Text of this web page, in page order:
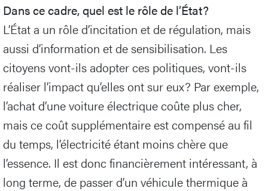
Dans ce cadre, quel est le rôle de l’État?
L’État a un rôle d’incitation et de régulation, mais
aussi d’information et de sensibilisation. Les
citoyens vont-ils adopter ces politiques, vont-ils
réaliser l’impact qu’elles ont sur eux? Par exemple,
l’achat d’une voiture électrique coûte plus cher,
mais ce coût supplémentaire est compensé au fil
du temps, l’électricité étant moins chère que
l’essence. Il est donc financièrement intéressant, à
long terme, de passer d’un véhicule thermique à